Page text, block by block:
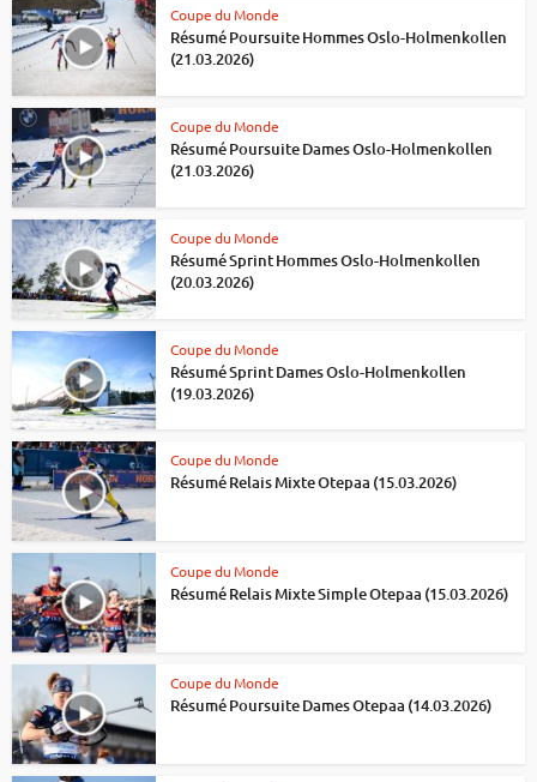
Coupe du Monde
Résumé Poursuite Hommes Oslo-Holmenkollen
(21.03.2026)
Coupe du Monde
Résumé Poursuite Dames Oslo-Holmenkollen
(21.03.2026)
Coupe du Monde
Résumé Sprint Hommes Oslo-Holmenkollen
(20.03.2026)
Coupe du Monde
Résumé Sprint Dames Oslo-Holmenkollen
(19.03.2026)
Coupe du Monde
Résumé Relais Mixte Otepaa (15.03.2026)
Coupe du Monde
Résumé Relais Mixte Simple Otepaa (15.03.2026)
Coupe du Monde
Résumé Poursuite Dames Otepaa (14.03.2026)